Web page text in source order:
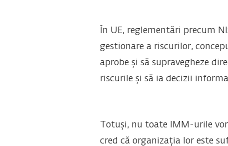
În UE, reglementări precum
gestionare a riscurilor,
aprobe și să supravegheze
riscurile și să ia decizii
Totuși, nu toate IMM-urile
cred că organizația lor este